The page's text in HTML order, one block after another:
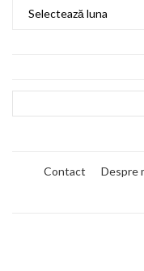
Contact Despre